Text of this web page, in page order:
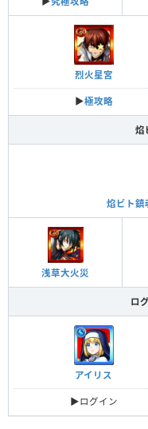
烈火星宮
▶︎極攻略
焰
焰ビト鎮
浅草大火災
ロ
アイリス
▶︎ログイン